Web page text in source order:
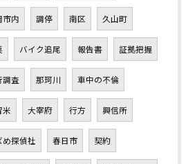
市内 調停 南区 久山町
バイク追尾 報告書 証拠把握
調査 那珂川 車中の不倫
米 大宰府 行方 興信所
め探偵社 春日市 契約